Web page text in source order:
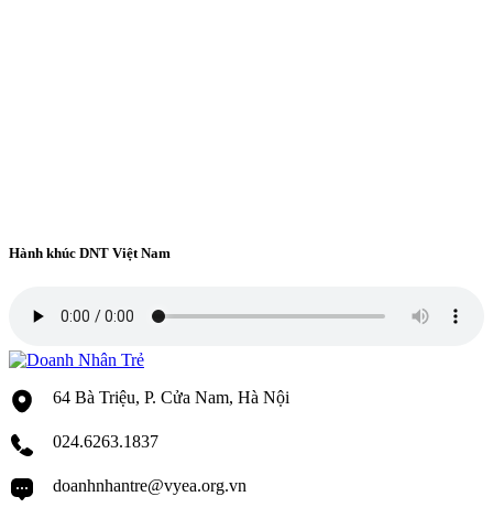
Hành khúc DNT Việt Nam
64 Bà Triệu, P. Cửa Nam, Hà Nội
024.6263.1837
doanhnhantre@vyea.org.vn